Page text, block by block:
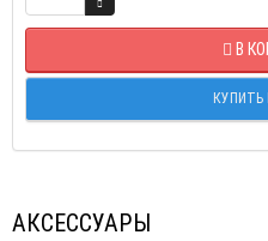
В
КУПИТЬ
АКСЕССУАРЫ